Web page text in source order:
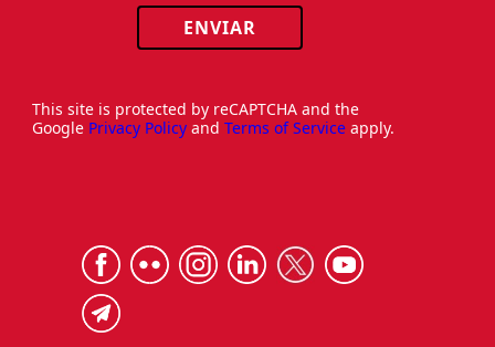
ENVIAR
This site is protected by reCAPTCHA and the
Google Privacy Policy and Terms of Service apply.